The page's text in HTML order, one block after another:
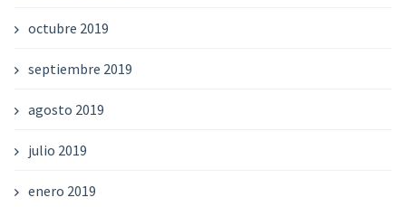
octubre 2019
septiembre 2019
agosto 2019
julio 2019
enero 2019